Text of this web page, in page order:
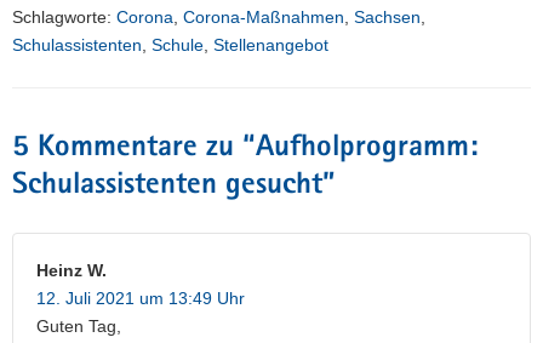
Schlagworte: Corona Corona-Maßnahmen Sachsen
Schulassistenten Schule Stellenangebot
5 Kommentare zu “Aufholprogramm:
Schulassistenten gesucht”
Heinz W.
12. Juli 2021 um 13:49 Uhr
Guten Tag,